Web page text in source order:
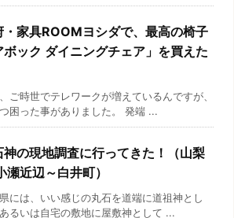
・家具ROOMヨシダで、最高の椅子
ボック ダイニングチェア」を買えた
ご時世でテレワークが増えているんですが、
困った事がありました。 発端 ...
神の現地調査に行ってきた！（山梨
瀬近辺～白井町）
には、いい感じの丸石を道端に道祖神とし
るいは自宅の敷地に屋敷神として ...